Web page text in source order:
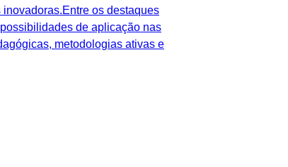
os destaques
de aplicação nas
metodologias ativas e